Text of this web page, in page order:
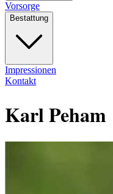
Vorsorge
Bestattung
Impressionen
Kontakt
Karl Peham